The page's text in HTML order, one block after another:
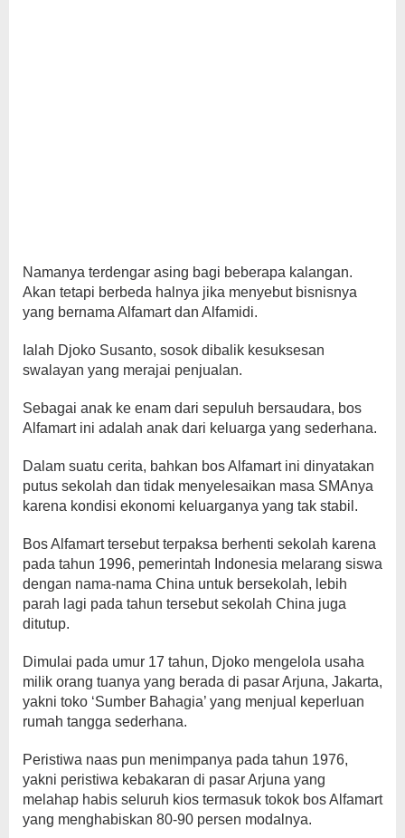
Namanya terdengar asing bagi beberapa kalangan.
Akan tetapi berbeda halnya jika menyebut bisnisnya
yang bernama Alfamart dan Alfamidi.
Ialah Djoko Susanto, sosok dibalik kesuksesan
swalayan yang merajai penjualan.
Sebagai anak ke enam dari sepuluh bersaudara, bos
Alfamart ini adalah anak dari keluarga yang sederhana.
Dalam suatu cerita, bahkan bos Alfamart ini dinyatakan
putus sekolah dan tidak menyelesaikan masa SMAnya
karena kondisi ekonomi keluarganya yang tak stabil.
Bos Alfamart tersebut terpaksa berhenti sekolah karena
pada tahun 1996, pemerintah Indonesia melarang siswa
dengan nama-nama China untuk bersekolah, lebih
parah lagi pada tahun tersebut sekolah China juga
ditutup.
Dimulai pada umur 17 tahun, Djoko mengelola usaha
milik orang tuanya yang berada di pasar Arjuna, Jakarta,
yakni toko ‘Sumber Bahagia’ yang menjual keperluan
rumah tangga sederhana.
Peristiwa naas pun menimpanya pada tahun 1976,
yakni peristiwa kebakaran di pasar Arjuna yang
melahap habis seluruh kios termasuk tokok bos Alfamart
yang menghabiskan 80-90 persen modalnya.